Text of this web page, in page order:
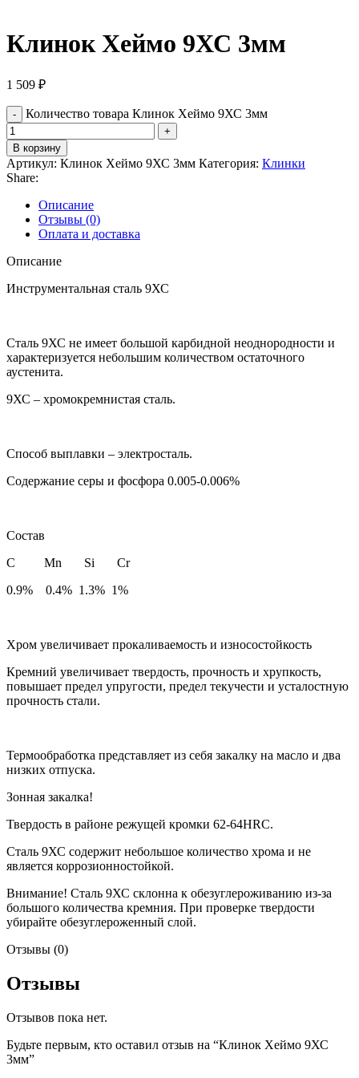
Клинок Хеймо 9ХС 3мм
1 509 ₽
Количество товара Клинок Хеймо 9ХС 3мм
В корзину
Артикул: Клинок Хеймо 9ХС 3мм Категория: Клинки
Share:
Описание
Отзывы (0)
Оплата и доставка
Описание
Инструментальная сталь 9ХС
Сталь 9ХС не имеет большой карбидной неоднородности и
характеризуется небольшим количеством остаточного
аустенита.
9ХС – хромокремнистая сталь.
Способ выплавки – электросталь.
Содержание серы и фосфора 0.005-0.006%
Состав
С Mn Si Cr
0.9% 0.4% 1.3% 1%
Хром увеличивает прокаливаемость и износостойкость
Кремний увеличивает твердость, прочность и хрупкость,
повышает предел упругости, предел текучести и усталостную
прочность стали.
Термообработка представляет из себя закалку на масло и два
низких отпуска.
Зонная закалка!
Твердость в районе режущей кромки 62-64HRC.
Сталь 9ХС содержит небольшое количество хрома и не
является коррозионностойкой.
Внимание! Сталь 9ХС склонна к обезуглероживанию из-за
большого количества кремния. При проверке твердости
убирайте обезуглероженный слой.
Отзывы (0)
Отзывы
Отзывов пока нет.
Будьте первым, кто оставил отзыв на “Клинок Хеймо 9ХС
3мм”